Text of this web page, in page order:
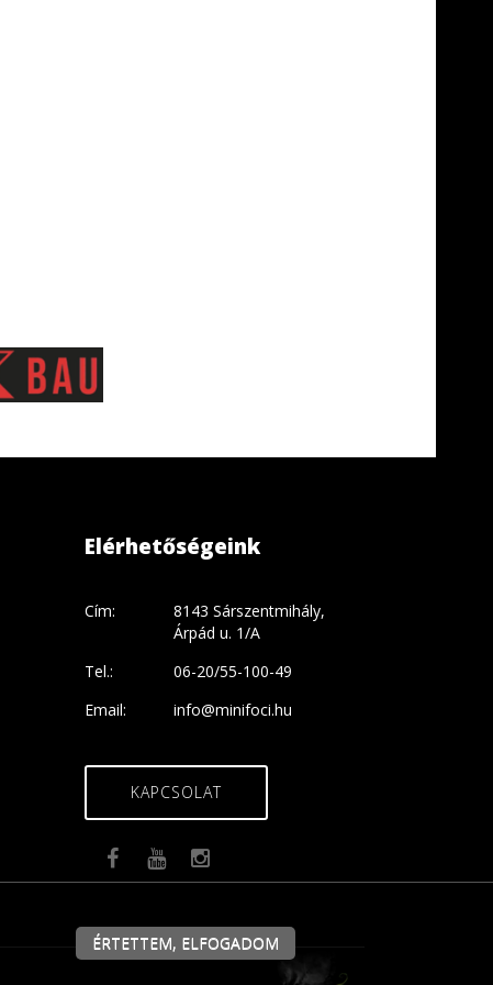
Elérhetőségeink
Cím:
8143 Sárszentmihály,
Árpád u. 1/A
Tel.:
06-20/55-100-49
Email:
info@minifoci.hu
KAPCSOLAT
ÉRTETTEM, ELFOGADOM